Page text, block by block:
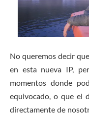
No queremos decir
en esta nueva IP,
momentos donde
equivocado, o que el
directamente de